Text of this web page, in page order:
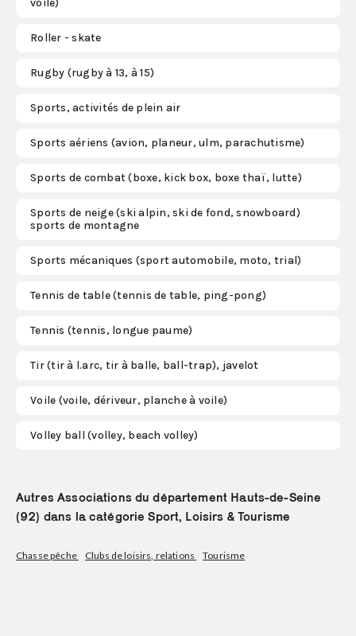
voile)
Roller - skate
Rugby (rugby à 13, à 15)
Sports, activités de plein air
Sports aériens (avion, planeur, ulm, parachutisme)
Sports de combat (boxe, kick box, boxe thaï, lutte)
Sports de neige (ski alpin, ski de fond, snowboard)
sports de montagne
Sports mécaniques (sport automobile, moto, trial)
Tennis de table (tennis de table, ping-pong)
Tennis (tennis, longue paume)
Tir (tir à l.arc, tir à balle, ball-trap), javelot
Voile (voile, dériveur, planche à voile)
Volley ball (volley, beach volley)
Autres Associations du département Hauts-de-Seine
(92) dans la catégorie Sport, Loisirs & Tourisme
Chasse pêche Clubs de loisirs, relations Tourisme